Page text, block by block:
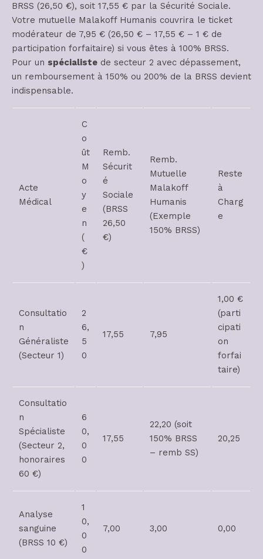
BRSS (26,50 €), soit 17,55 € par la Sécurité Sociale.
Votre mutuelle Malakoff Humanis couvrira le ticket
modérateur de 7,95 € (26,50 € – 17,55 € – 1 € de
participation forfaitaire) si vous êtes à 100% BRSS.
Pour un spécialiste de secteur 2 avec dépassement,
un remboursement à 150% ou 200% de la BRSS devient
indispensable.
Acte
Médical
C
o
ût
M
o
y
e
n
(
€
)
Remb.
Sécurit
é
Sociale
(BRSS
26,50
€)
Remb.
Mutuelle
Malakoff
Humanis
(Exemple
150% BRSS)
Reste
à
Charg
e
Consultatio
n
Généraliste
(Secteur 1)
2
6,
5
0
17,55 7,95
1,00 €
(parti
cipati
on
forfai
taire)
Consultatio
n
Spécialiste
(Secteur 2,
honoraires
60 €)
6
0,
0
0
17,55
22,20 (soit
150% BRSS
– remb SS)
20,25
Analyse
sanguine
(BRSS 10 €)
1
0,
0
0
7,00 3,00 0,00